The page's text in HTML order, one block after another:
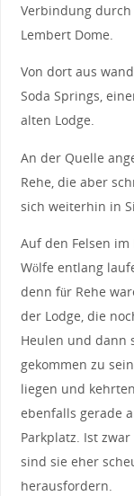
Verbindung
Lembert Dome.
Von dort aus
Soda Springs,
alten Lodge.
An der Quelle
Rehe, die aber
sich weiterhin in
Auf den Felsen
Wölfe entlang
denn für Rehe
der Lodge, die
Heulen und dann
gekommen zu
liegen und
ebenfalls gerade
Parkplatz. Ist
sind sie eher
herausfordern.